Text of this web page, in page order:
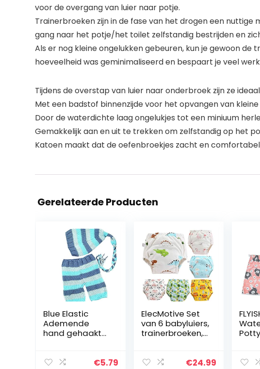
voor de overgang van luier naar potje.
Trainerbroeken zijn in de fase van het drogen een
gang naar het potje/het toilet zelfstandig bestrijden en
Als er nog kleine ongelukken gebeuren, kun je gewoon
hoeveelheid was geminimaliseerd en bespaart je veel
Tijdens de overstap van luier naar onderbroek zijn ze ideaal
Met een badstof binnenzijde voor het opvangen van kleine
Door de waterdichte laag ongelukjes tot een miniuum
Gemakkelijk aan en uit te trekken om zelfstandig op het
Katoen maakt dat de oefenbroekjes zacht en
Gerelateerde Producten
Blue Elastic
Ademende
hand gehaakt
gebreide
€5.79
ElecMotive Set
van 6 babyluiers,
trainerbroeken,
schoon worden
€24.99